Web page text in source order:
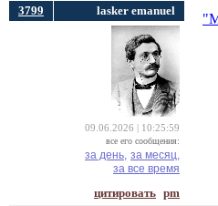
3799 lasker emanuel
09.06.2026 | 10:25:59
все его сообщения:
за день, за месяц,
за все время
цитировать pm